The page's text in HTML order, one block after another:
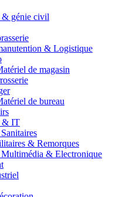
& génie civil
& Logistique
de magasin
de bureau
& IT
& Remorques
& Electronique